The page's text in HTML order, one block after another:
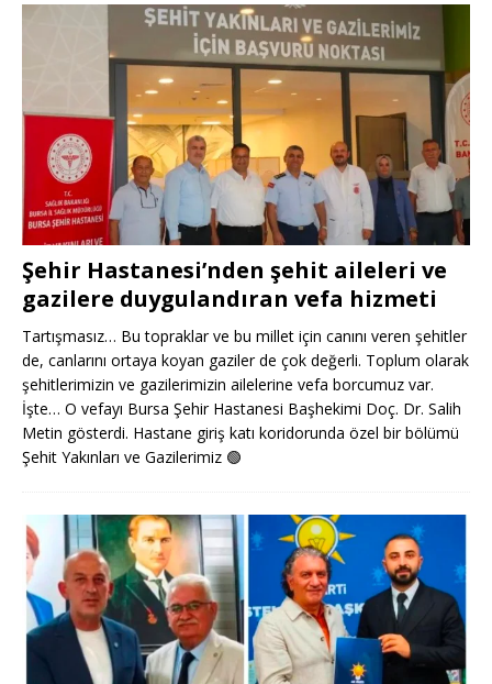
Şehir Hastanesi’nden şehit aileleri ve
gazilere duygulandıran vefa hizmeti
Tartışmasız… Bu topraklar ve bu millet için canını veren şehitler
de, canlarını ortaya koyan gaziler de çok değerli. Toplum olarak
şehitlerimizin ve gazilerimizin ailelerine vefa borcumuz var.
İşte… O vefayı Bursa Şehir Hastanesi Başhekimi Doç. Dr. Salih
Metin gösterdi. Hastane giriş katı koridorunda özel bir bölümü
Şehit Yakınları ve Gazilerimiz 🟢